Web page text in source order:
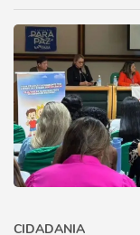
CIDADANIA